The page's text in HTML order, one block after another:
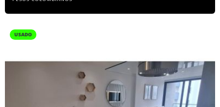
USADO